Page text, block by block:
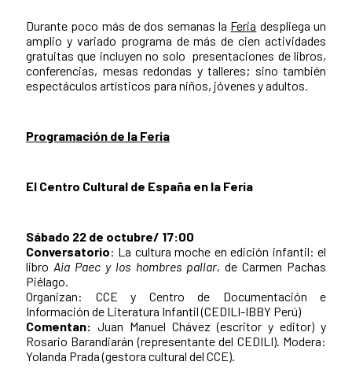
Durante poco más de dos semanas la Feria despliega un
amplio y variado programa de más de cien actividades
gratuitas que incluyen no solo presentaciones de libros,
conferencias, mesas redondas y talleres; sino también
espectáculos artísticos para niños, jóvenes y adultos.
Programación de la Feria
El Centro Cultural de España en la Feria
Sábado 22 de octubre/ 17:00
Conversatorio: La cultura moche en edición infantil: el
libro Aia Paec y los hombres pallar, de Carmen Pachas
Piélago.
Organizan: CCE y Centro de Documentación e
Información de Literatura Infantil (CEDILI-IBBY Perú)
Comentan: Juan Manuel Chávez (escritor y editor) y
Rosario Barandiarán (representante del CEDILI). Modera:
Yolanda Prada (gestora cultural del CCE).